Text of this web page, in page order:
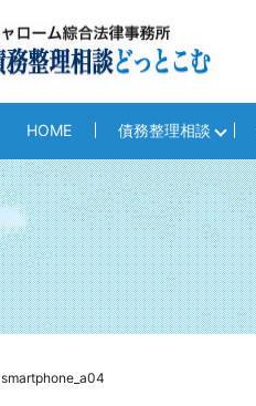
HOME 債務整理相談
smartphone_a04